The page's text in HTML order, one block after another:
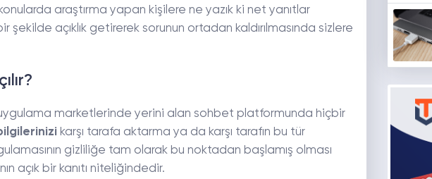
araştırma yapan kişilere ne yazık ki net yanıtlar
açıklık getirerek sorunun ortadan kaldırılmasında sizlere
uygulama marketlerinde yerini alan sohbet platformunda hiçbir
karşı tarafa aktarma ya da karşı tarafın bu tür
gizliliğe tam olarak bu noktadan başlamış olması
açık bir kanıtı niteliğindedir.